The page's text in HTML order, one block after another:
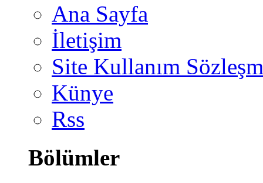
Ana Sayfa
İletişim
Site Kullanım
Künye
Rss
Bölümler